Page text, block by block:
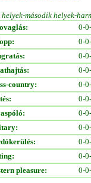
helyek-második helyek-
0-
0-
0-
0-
country:
0-
0-
0-
0-
0-
0-
pleasure:
0-